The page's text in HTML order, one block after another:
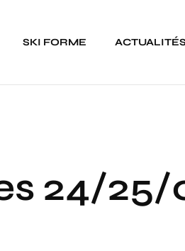
SKI FORME
24/25/